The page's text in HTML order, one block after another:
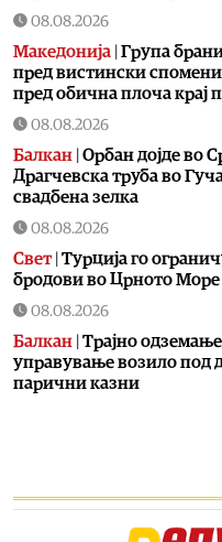
08.08.2026
Македонија Група
пред вистински
пред обична плоча крај
08.08.2026
Балкан Орбан дојде во
Драгчевска труба во
свадбена зелка
08.08.2026
Свет| Турција го
бродови во Црното
08.08.2026
Балкан Трајно
управување возило под
парични казни
08.08.2026
Иран: Отворањето